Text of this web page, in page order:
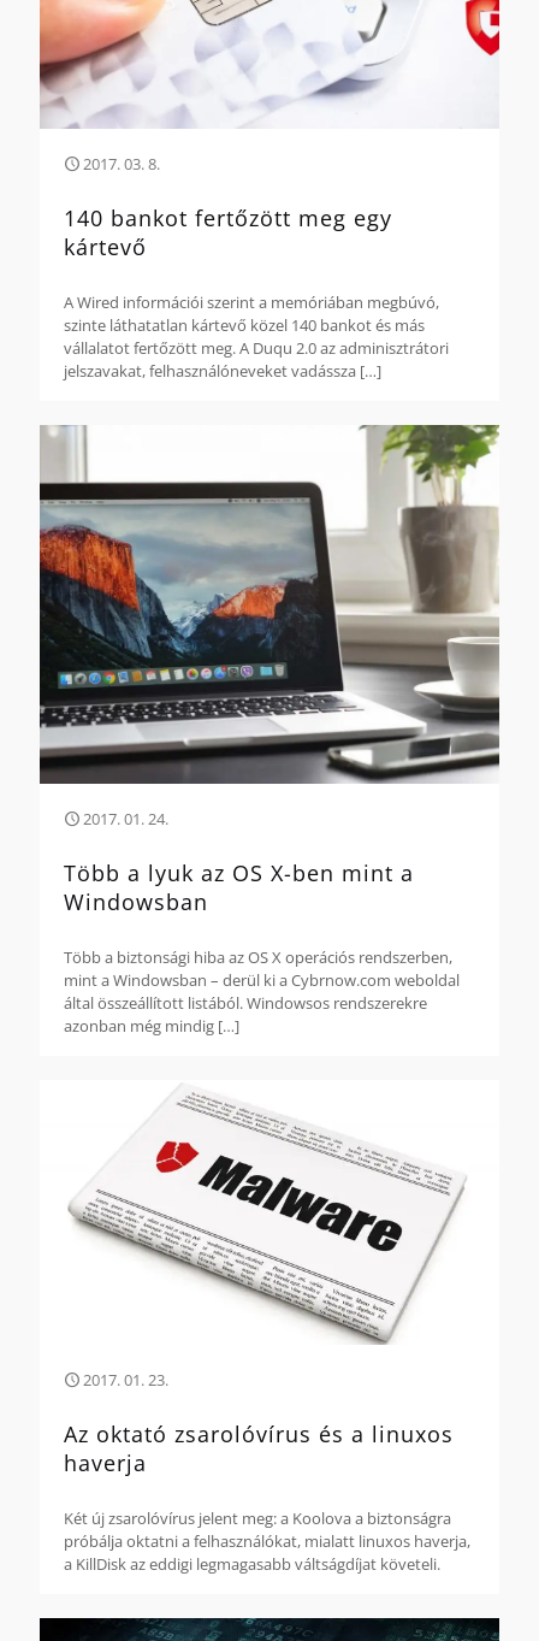
2017. 03. 8.
140 bankot fertőzött meg egy
kártevő
A Wired információi szerint a memóriában megbúvó,
szinte láthatatlan kártevő közel 140 bankot és más
vállalatot fertőzött meg. A Duqu 2.0 az adminisztrátori
jelszavakat, felhasználóneveket vadássza […]
2017. 01. 24.
Több a lyuk az OS X-ben mint a
Windowsban
Több a biztonsági hiba az OS X operációs rendszerben,
mint a Windowsban – derül ki a Cybrnow.com weboldal
által összeállított listából. Windowsos rendszerekre
azonban még mindig […]
2017. 01. 23.
Az oktató zsarolóvírus és a linuxos
haverja
Két új zsarolóvírus jelent meg: a Koolova a biztonságra
próbálja oktatni a felhasználókat, mialatt linuxos haverja,
a KillDisk az eddigi legmagasabb váltságdíjat követeli.